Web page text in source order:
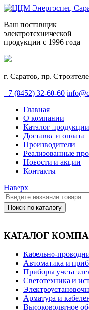
Ваш поставщик
электротехнической
продукции с 1996 года
г. Саратов, пр.
+7 (8452) 32-60-60
Главная
О компании
Каталог продукции
Доставка и оплата
Производители
Реализованные
Новости и акции
Контакты
Наверх
КАТАЛОГ
Кабельно-
Автоматика и
Приборы учета
Светотехника и
Арматура и
Высоковольтное